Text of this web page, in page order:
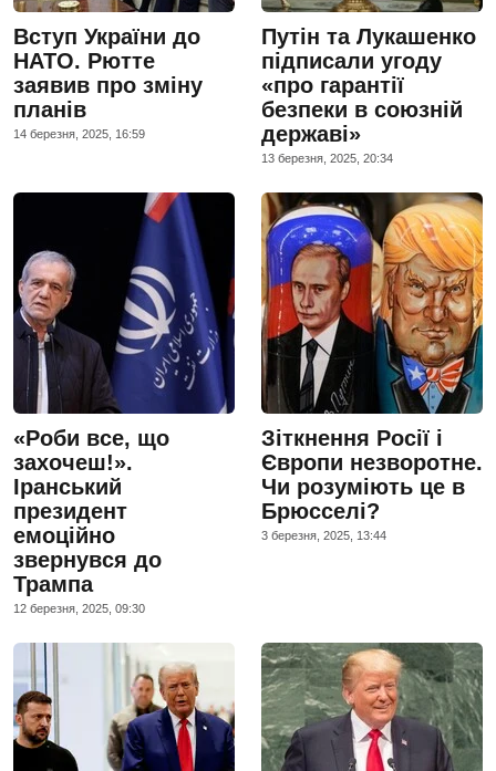
Вступ України до
НАТО. Рютте
заявив про зміну
планів
14 березня, 2025, 16:59
Путін та Лукашенко
підписали угоду
«про гарантії
безпеки в союзній
державі»
13 березня, 2025, 20:34
«Роби все, що
захочеш!».
Іранський
президент
емоційно
звернувся до
Трампа
12 березня, 2025, 09:30
Зіткнення Росії і
Європи незворотне.
Чи розуміють це в
Брюсселі?
3 березня, 2025, 13:44